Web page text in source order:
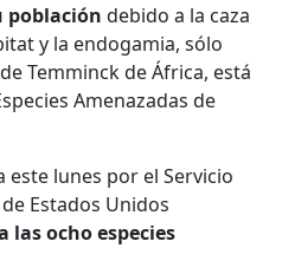
población debido a la caza
y la endogamia, sólo
Temminck de África, está
Amenazadas de
lunes por el Servicio
Estados Unidos
las ocho especies